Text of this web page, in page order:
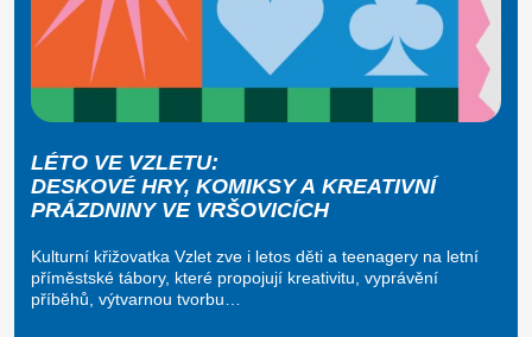
LÉTO VE VZLETU:
DESKOVÉ HRY, KOMIKSY A KREATIVNÍ
PRÁZDNINY VE VRŠOVICÍCH
Kulturní křižovatka Vzlet zve i letos děti a teenagery na letní
příměstské tábory, které propojují kreativitu, vyprávění
příběhů, výtvarnou tvorbu…